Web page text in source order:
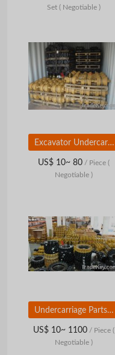
Set ( Negotiable )
Excavator Undercarriage Part
US$ 10~ 80/ Piece (
Negotiable )
Undercarriage Parts (After market)
US$ 10~ 1100/ Piece (
Negotiable )